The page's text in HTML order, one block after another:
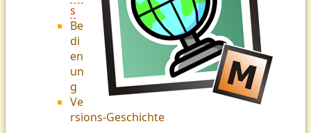
s
Be
di
en
un
g
Ve
rsions-Geschichte